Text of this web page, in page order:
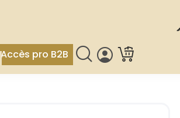
Accès pro B2B